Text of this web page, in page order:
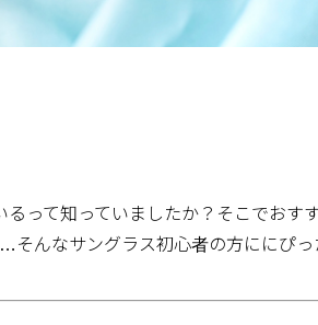
って知っていましたか？そこでおす
そんなサングラス初心者の方ににぴっ